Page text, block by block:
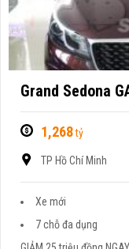
Grand Sedona
1,268tỷ
TP Hồ Chí Minh
Xe mới
7 chỗ đa dụng